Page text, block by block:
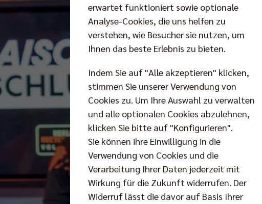
erwartet funktioniert sowie optionale
Analyse-Cookies, die uns helfen zu
verstehen, wie Besucher sie nutzen, um
Ihnen das beste Erlebnis zu bieten.
Indem Sie auf "Alle akzeptieren" klicken,
stimmen Sie unserer Verwendung von
Cookies zu. Um Ihre Auswahl zu verwalten
und alle optionalen Cookies abzulehnen,
klicken Sie bitte auf "Konfigurieren".
Sie können ihre Einwilligung in die
Verwendung von Cookies und die
Verarbeitung Ihrer Daten jederzeit mit
Wirkung für die Zukunft widerrufen. Der
Widerruf lässt die davor auf Basis Ihrer